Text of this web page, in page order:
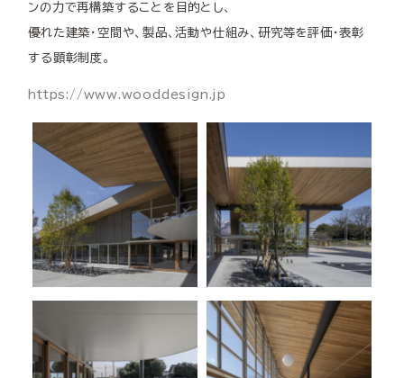
ンの力で再構築することを目的とし、
優れた建築・空間や、製品、活動や仕組み、研究等を評価・表彰
する顕彰制度。
https://www.wooddesign.jp